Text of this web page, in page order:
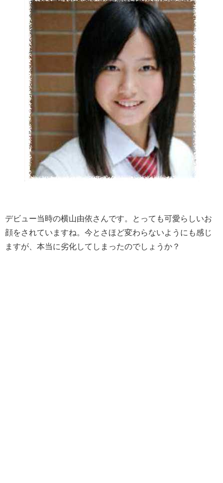
デビュー当時の横山由依さんです。とっても可愛らしいお
顔をされていますね。今とさほど変わらないようにも感じ
ますが、本当に劣化してしまったのでしょうか？